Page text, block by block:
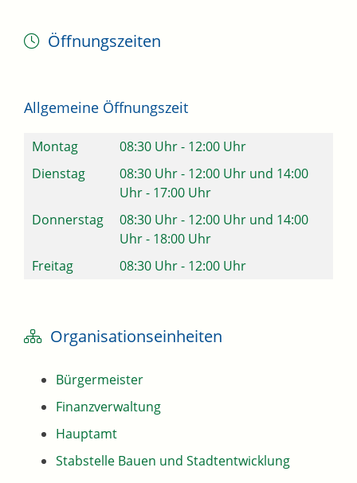
Öffnungszeiten
Allgemeine Öffnungszeit
Montag 08:30 Uhr- 12:00 Uhr
Dienstag
08:30 Uhr- 12:00 Uhr und 14:00
Uhr- 17:00 Uhr
Donnerstag
08:30 Uhr- 12:00 Uhr und 14:00
Uhr- 18:00 Uhr
Freitag
08:30 Uhr- 12:00 Uhr
Organisationseinheiten
Bürgermeister
Finanzverwaltung
Hauptamt
Stabstelle Bauen und Stadtentwicklung